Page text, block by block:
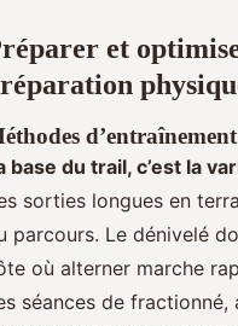
et
base du trail, c’est la
sorties longues en
parcours. Le dénivelé
où alterner marche
séances de